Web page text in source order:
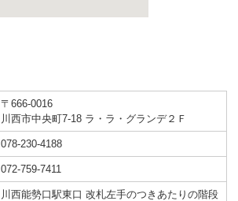
〒666-0016
川西市中央町7-18 ラ・ラ・グランデ２Ｆ
078-230-4188
072-759-7411
川西能勢口駅東口 改札左手のつきあたりの階段